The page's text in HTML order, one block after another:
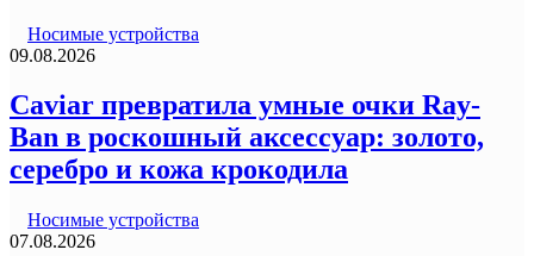
Носимые устройства
09.08.2026
Caviar превратила умные очки Ray-
Ban в роскошный аксессуар: золото,
серебро и кожа крокодила
Носимые устройства
07.08.2026